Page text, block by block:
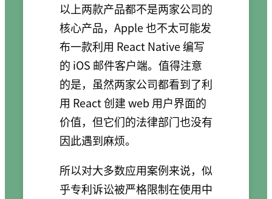
以上两款产品都不是两家公司的
核心产品，Apple 也不太可能发
布一款利用 React Native 编写
的 iOS 邮件客户端。值得注意
的是，虽然两家公司都看到了利
用 React 创建 web 用户界面的
价值，但它们的法律部门也没有
因此遇到麻烦。
所以对大多数应用案例来说，似
乎专利诉讼被严格限制在使用中